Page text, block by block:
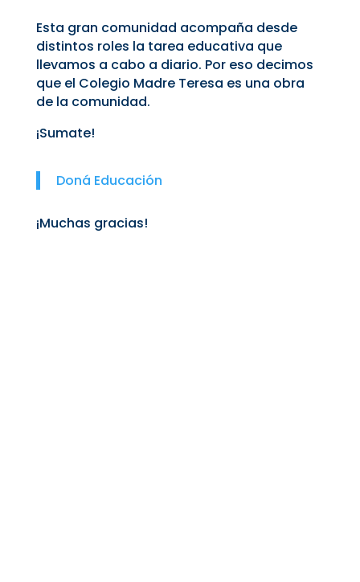
Esta gran comunidad acompaña desde
distintos roles la tarea educativa que
llevamos a cabo a diario. Por eso decimos
que el Colegio Madre Teresa es una obra
de la comunidad.
¡Sumate!
Doná Educación
¡Muchas gracias!